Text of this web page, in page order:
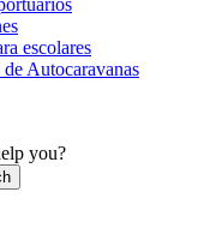
escolares
Autocaravanas
you?